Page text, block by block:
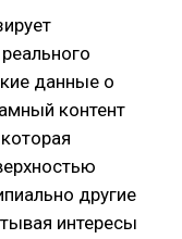
данные о
контент
другие
интересы